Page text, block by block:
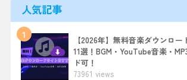
人気記事
1
【2026年】無料音楽ダウンロ
11選！BGM・YouTube音楽・
ド可！
73961 views